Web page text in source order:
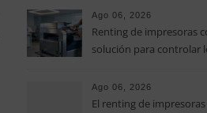
pymes
Ago 06, 2026
Renting de impresoras
solución para controlar
pymes
Ago 06, 2026
El renting de impresoras